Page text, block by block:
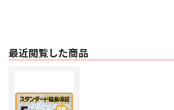
最近閲覧した商品